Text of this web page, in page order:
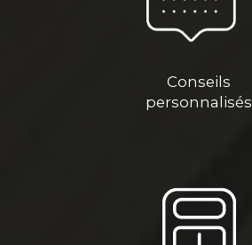
Conseils
personnalisés